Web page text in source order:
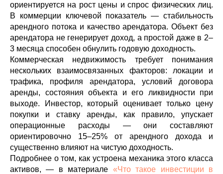
ориентируется на рост цены и спрос физических лиц.
В коммерции ключевой показатель — стабильность
арендного потока и качество арендатора. Объект без
арендатора не генерирует доход, а простой даже в 2–
3 месяца способен обнулить годовую доходность.
Коммерческая недвижимость требует понимания
нескольких взаимосвязанных факторов: локации и
трафика, профиля арендатора, условий договора
аренды, состояния объекта и его ликвидности при
выходе. Инвестор, который оценивает только цену
покупки и ставку аренды, как правило, упускает
операционные расходы — они составляют
ориентировочно 15–25% от арендного дохода и
существенно влияют на чистую доходность.
Подробнее о том, как устроена механика этого класса
активов, — в материале «Что такое инвестиции в